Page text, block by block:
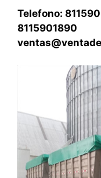
Telefono:
8115901890